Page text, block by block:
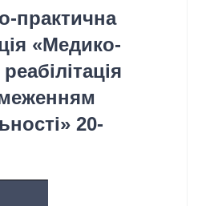
практична
«Медико-
20-